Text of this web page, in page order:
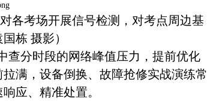
各考场开展信号检测，对考点周边基
栋 摄影）
查分时段的网络峰值压力，提前优化
满，设备倒换、故障抢修实战演练常
应、精准处置。